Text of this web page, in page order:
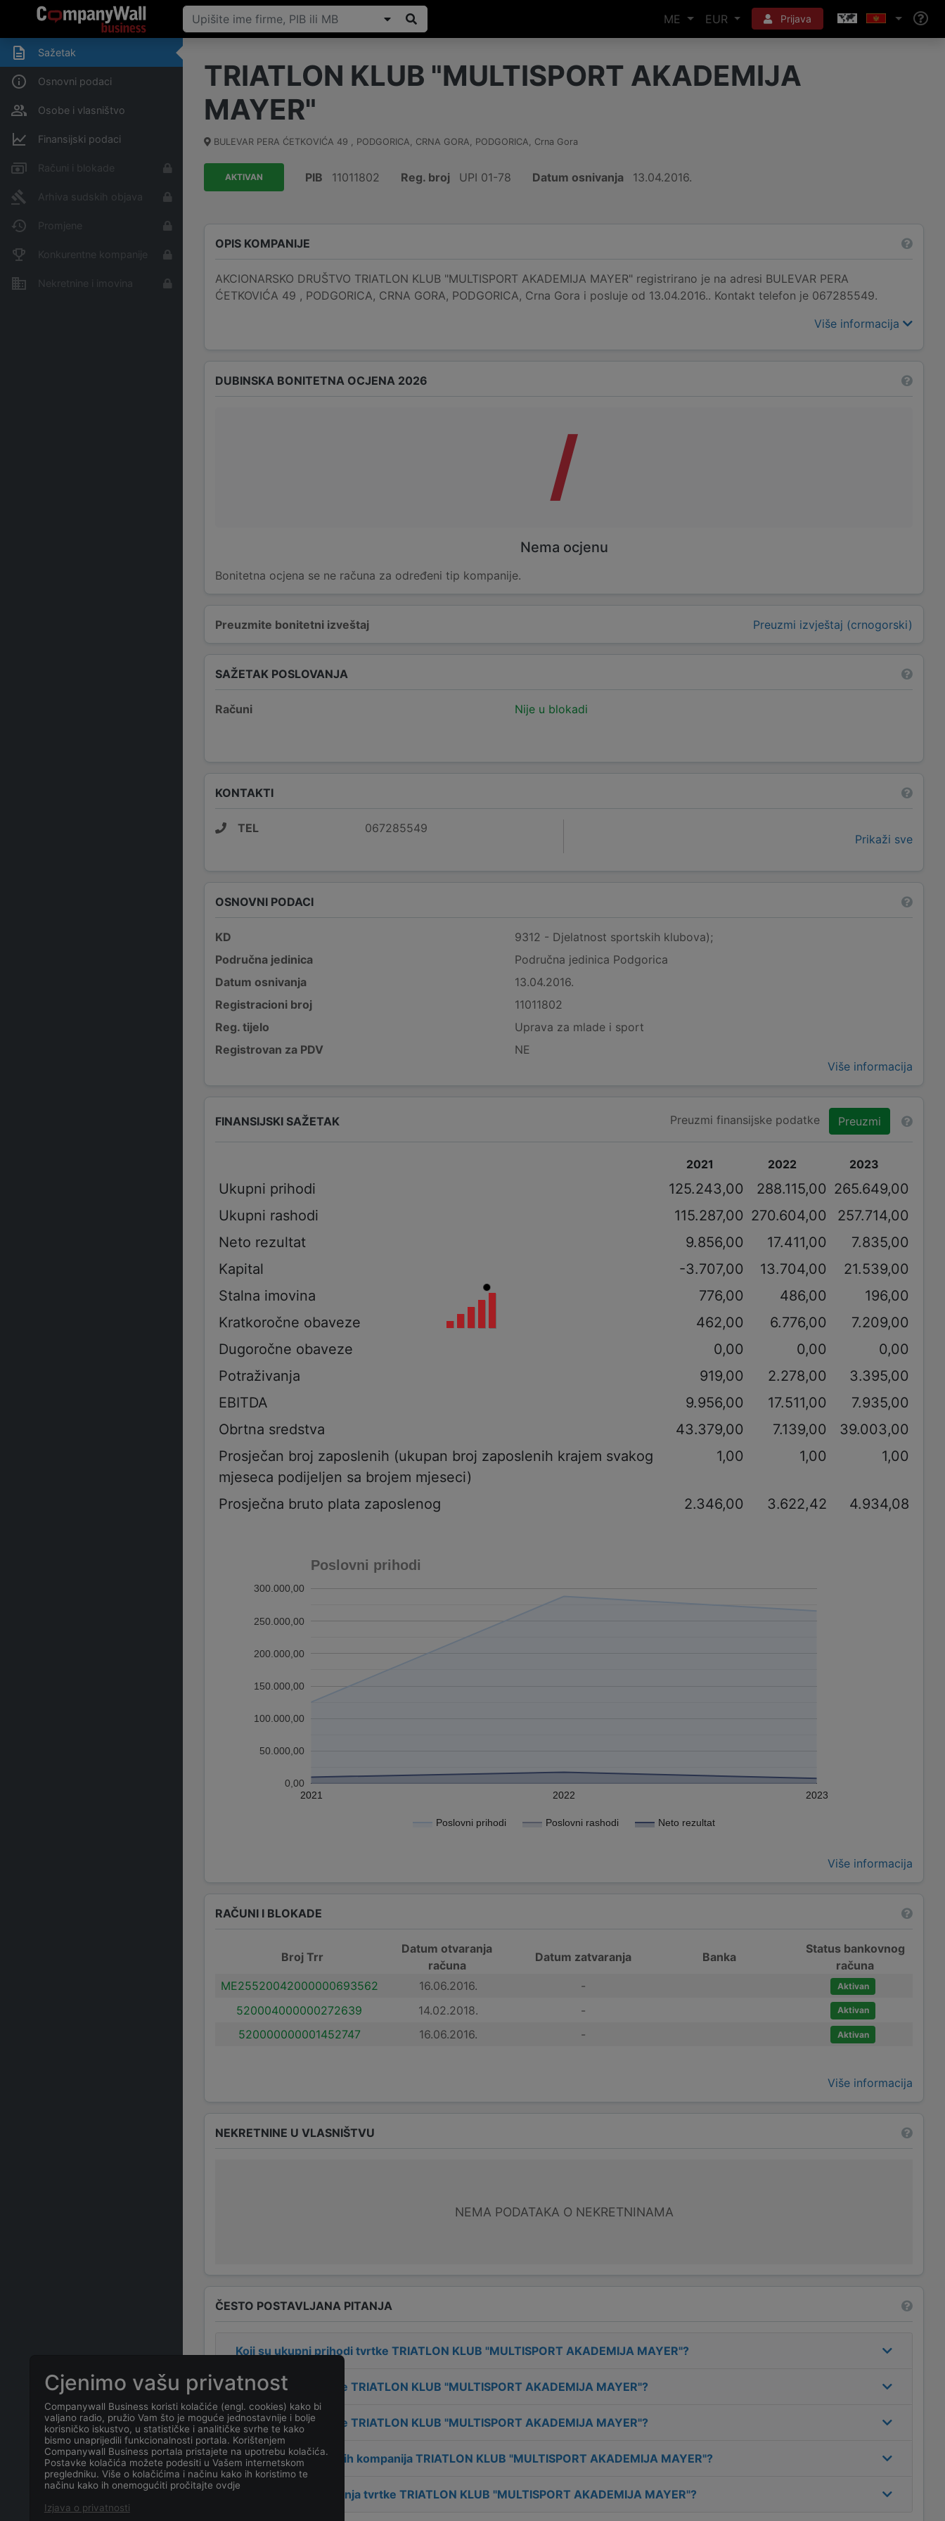
ME EUR Prijava
Sažetak
Osnovni podaci
Osobe i vlasništvo
Finansijski podaci
Računi i blokade
Arhiva sudskih objava
Promjene
Konkurentne kompanije
Nekretnine i imovina
TRIATLON KLUB "MULTISPORT AKADEMIJA
MAYER"
BULEVAR PERA ĆETKOVIĆA 49 , PODGORICA, CRNA GORA, PODGORICA, Crna Gora
AKTIVAN PIB 11011802 Reg. broj UPI 01-78 Datum osnivanja 13.04.2016.
OPIS KOMPANIJE
AKCIONARSKO DRUŠTVO TRIATLON KLUB "MULTISPORT AKADEMIJA MAYER" registrirano je na adresi BULEVAR PERA
ĆETKOVIĆA 49 , PODGORICA, CRNA GORA, PODGORICA, Crna Gora i posluje od 13.04.2016.. Kontakt telefon je 067285549.
Više informacija
Preuzmite bonitetni izveštaj Preuzmi izvještaj (crnogorski)
DUBINSKA BONITETNA OCJENA 2026
/
Nema ocjenu
Bonitetna ocjena se ne računa za određeni tip kompanije.
SAŽETAK POSLOVANJA
Računi Nije u blokadi
KONTAKTI
TEL
067285549
Prikaži sve
OSNOVNI PODACI
KD
9312 - Djelatnost sportskih klubova);
Područna jedinica
Područna jedinica Podgorica
Datum osnivanja
13.04.2016.
Registracioni broj
11011802
Reg. tijelo
Uprava za mlade i sport
Registrovan za PDV
NE
Više informacija
FINANSIJSKI SAŽETAK Preuzmi finansijske podatke Preuzmi
2021 2022 2023
Ukupni prihodi 125.243,00 288.115,00 265.649,00
Ukupni rashodi
115.287,00 270.604,00
257.714,00
Neto rezultat
9.856,00 17.411,00
7.835,00
Kapital
-3.707,00 13.704,00
21.539,00
Stalna imovina
776,00 486,00
196,00
Kratkoročne obaveze
462,00 6.776,00
7.209,00
Dugoročne obaveze
0,00 0,00
0,00
Potraživanja
919,00 2.278,00
3.395,00
EBITDA
9.956,00 17.511,00
7.935,00
Obrtna sredstva
43.379,00 7.139,00
39.003,00
Prosječan broj zaposlenih (ukupan broj zaposlenih krajem svakog
mjeseca podijeljen sa brojem mjeseci)
1,00 1,00 1,00
Prosječna bruto plata zaposlenog 2.346,00 3.622,42 4.934,08
Poslovni prihodi
Poslovni prihodi Poslovni rashodi Neto rezultat
2021 2022 2023
0,00
50.000,00
100.000,00
150.000,00
200.000,00
250.000,00
300.000,00
Više informacija
RAČUNI I BLOKADE
Broj Trr
Datum otvaranja
računa
Datum zatvaranja Banka
Status bankovnog
računa
ME25520042000000693562
16.06.2016. - Aktivan
520004000000272639 14.02.2018. - Aktivan
520000000001452747 16.06.2016. - Aktivan
Više informacija
NEKRETNINE U VLASNIŠTVU
NEMA PODATAKA O NEKRETNINAMA
ČESTO POSTAVLJANA PITANJA
Koji su ukupni prihodi tvrtke TRIATLON KLUB "MULTISPORT AKADEMIJA MAYER"?
Koja je adresa tvrtke TRIATLON KLUB "MULTISPORT AKADEMIJA MAYER"?
Koji je kontakt tvrtke TRIATLON KLUB "MULTISPORT AKADEMIJA MAYER"?
Koliko ima zaposlenih kompanija TRIATLON KLUB "MULTISPORT AKADEMIJA MAYER"?
Koji je datum osnivanja tvrtke TRIATLON KLUB "MULTISPORT AKADEMIJA MAYER"?
Cjenimo vašu privatnost
Companywall Business koristi kolačiće (engl. cookies) kako bi
valjano radio, pružio Vam što je moguće jednostavnije i bolje
korisničko iskustvo, u statističke i analitičke svrhe te kako
bismo unaprijedili funkcionalnosti portala. Korištenjem
Companywall Business portala pristajete na upotrebu kolačića.
Postavke kolačića možete podesiti u Vašem internetskom
pregledniku. Više o kolačićima i načinu kako ih koristimo te
načinu kako ih onemogućiti pročitajte ovdje
Izjava o privatnosti